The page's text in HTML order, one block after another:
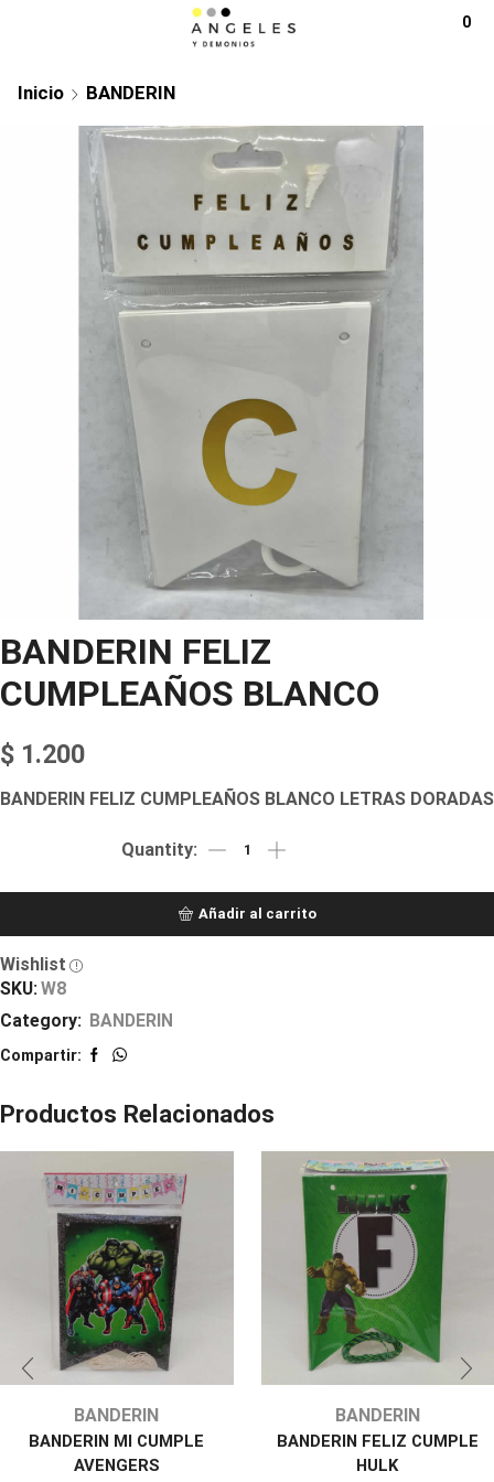
0
Inicio BANDERIN
BANDERIN FELIZ
CUMPLEAÑOS BLANCO
$ 1.200
BANDERIN FELIZ CUMPLEAÑOS BLANCO LETRAS DORADAS
Añadir al carrito
Wishlist
SKU: W8
Category: BANDERIN
Compartir:
Productos Relacionados
BANDERIN
BANDERIN MI CUMPLE
AVENGERS
BANDERIN
BANDERIN FELIZ CUMPLE
HULK